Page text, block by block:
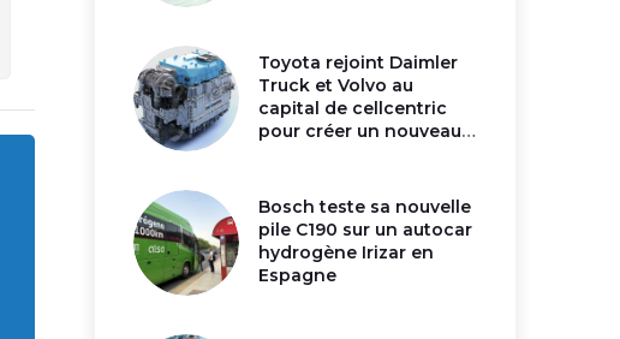
Toyota rejoint Daimler
Truck et Volvo au
capital de cellcentric
pour créer un nouveau
Bosch teste sa nouvelle
pile C190 sur un autocar
hydrogène Irizar en
Espagne